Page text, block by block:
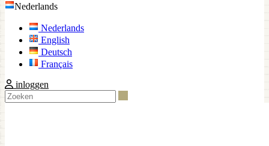
Nederlands
Nederlands
English
Deutsch
Français
inloggen